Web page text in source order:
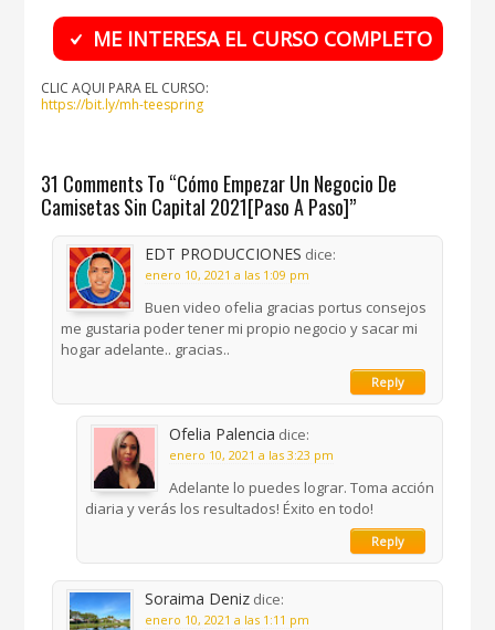
ME INTERESA EL CURSO COMPLETO
CLIC AQUI PARA EL CURSO:
https://bit.ly/mh-teespring
31 Comments To “Cómo Empezar Un Negocio De
Camisetas Sin Capital 2021[Paso A Paso]”
EDT PRODUCCIONES dice:
enero 10, 2021 a las 1:09 pm
Buen video ofelia gracias portus consejos
me gustaria poder tener mi propio negocio y sacar mi
hogar adelante.. gracias..
Reply
Ofelia Palencia dice:
enero 10, 2021 a las 3:23 pm
Adelante lo puedes lograr. Toma acción
diaria y verás los resultados! Éxito en todo!
Reply
Soraima Deniz dice:
enero 10, 2021 a las 1:11 pm